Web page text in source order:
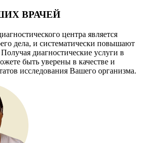
ВРАЧЕЙ
центра является
дела, и систематически повышают
диагностические услуги в
быть уверены в качестве и
исследования Вашего организма.